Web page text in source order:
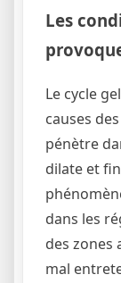
Les
Le cycle
causes
pénètre
dilate et
dans les
des zones
mal